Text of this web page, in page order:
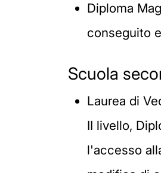
Diploma
conseguito
Scuola
Laurea di
II livello,
l'accesso